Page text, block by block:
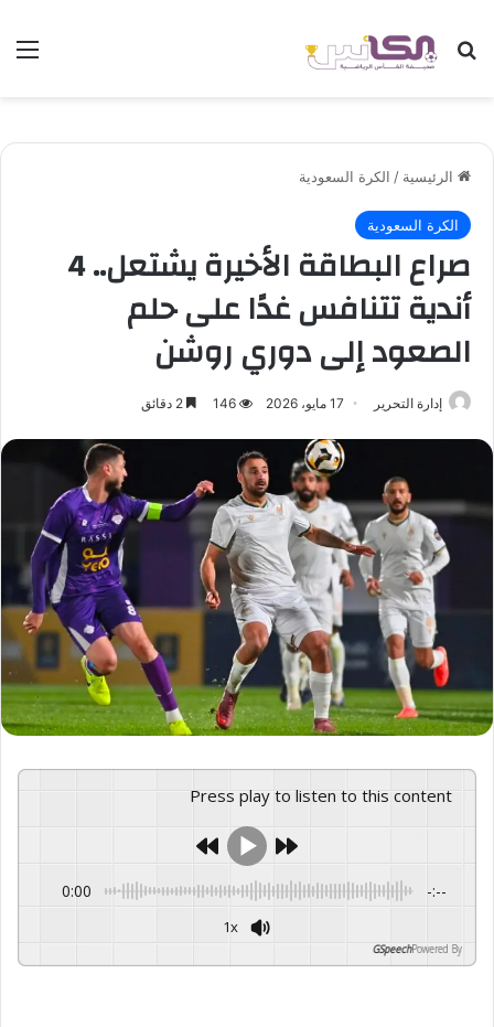
بحث عن
الرئيسية / الكرة السعودية
الكرة السعودية
صراع البطاقة الأخيرة يشتعل.. 4
أندية تتنافس غدًا على حلم
الصعود إلى دوري روشن
إدارة التحرير 17 مايو، 2026 146
Press play to listen to this content
0:00 -:--
1x
Powered By
GSpeech